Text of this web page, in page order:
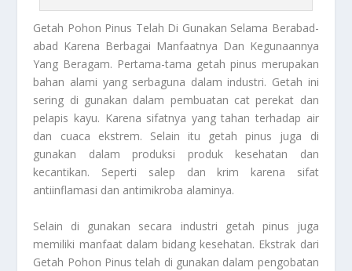
Getah Pohon Pinus Telah Di Gunakan Selama Berabad-
abad Karena Berbagai Manfaatnya Dan Kegunaannya
Yang Beragam. Pertama-tama getah pinus merupakan
bahan alami yang serbaguna dalam industri. Getah ini
sering di gunakan dalam pembuatan cat perekat dan
pelapis kayu. Karena sifatnya yang tahan terhadap air
dan cuaca ekstrem. Selain itu getah pinus juga di
gunakan dalam produksi produk kesehatan dan
kecantikan. Seperti salep dan krim karena sifat
antiinflamasi dan antimikroba alaminya.
Selain di gunakan secara industri getah pinus juga
memiliki manfaat dalam bidang kesehatan. Ekstrak dari
Getah Pohon Pinus telah di gunakan dalam pengobatan